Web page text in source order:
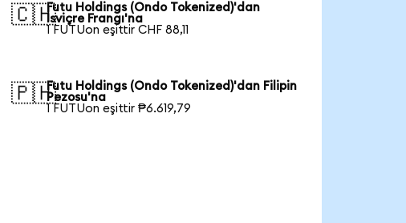
🇨🇭Futu Holdings (Ondo Tokenized)'dan
İsviçre Frangı'na
1 FUTUon eşittir CHF 88,11
🇵🇭Futu Holdings (Ondo Tokenized)'dan Filipin
Pezosu'na
1 FUTUon eşittir ₱6.619,79